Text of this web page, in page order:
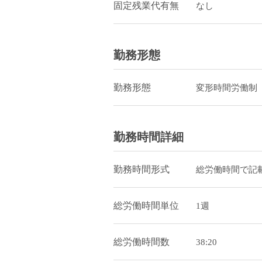
固定残業代有無 なし
勤務形態
勤務形態 変形時間労働制
勤務時間詳細
勤務時間形式 総労働時間で記
総労働時間単位 1週
総労働時間数 38:20